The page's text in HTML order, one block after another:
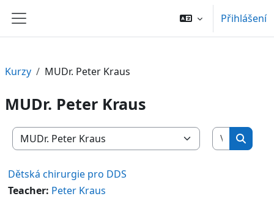
Boční panel
Přihlášení
Kurzy MUDr. Peter Kraus
MUDr. Peter Kraus
Kategorie kurzů
Dětská chirurgie pro DDS
Teacher: Peter Kraus